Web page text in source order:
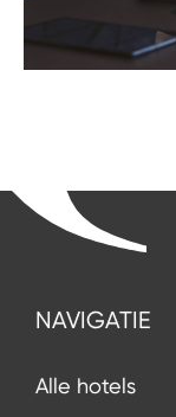
NAVIGATIE
Alle hotels